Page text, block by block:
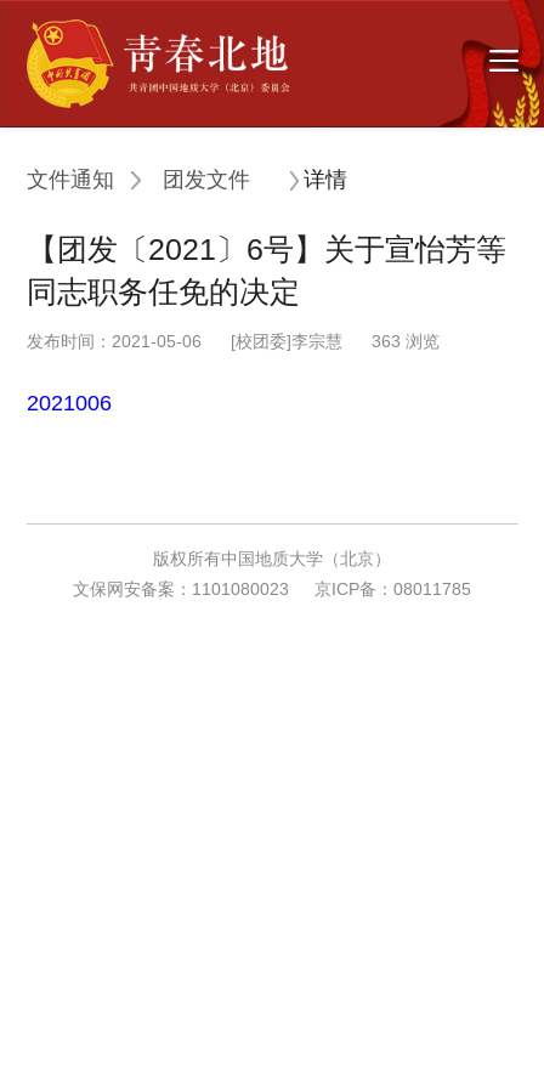
文件通知 团发文件 详情
【团发〔2021〕6号】关于宣怡芳等
同志职务任免的决定
发布时间：2021-05-06 [校团委]李宗慧 363 浏览
2021006
版权所有中国地质大学（北京）
文保网安备案：1101080023
京ICP备：08011785